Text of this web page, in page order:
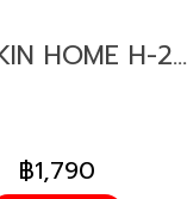
PUMPKIN HOME H-2630DFR-XT สว่านโรตารี่3ระบบ 45041
฿1,790